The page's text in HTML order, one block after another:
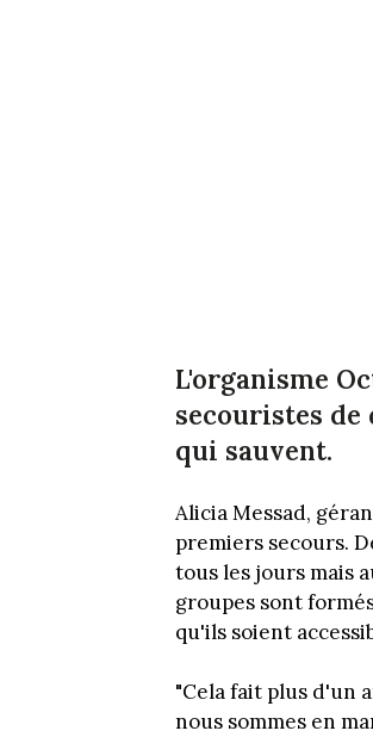
L'organisme
secouristes de
qui sauvent.
Alicia Messad,
premiers secours.
tous les jours mais
groupes sont
qu'ils soient
"Cela fait plus d'un
nous sommes en